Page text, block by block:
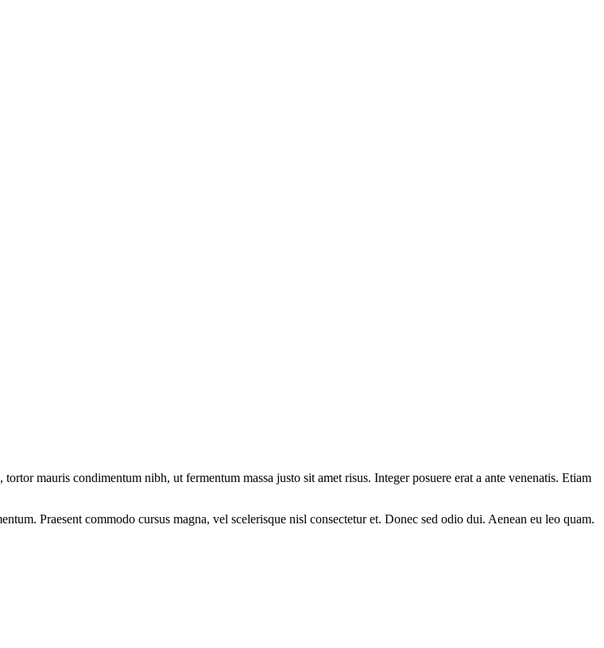
mauris condimentum nibh, ut fermentum massa justo sit amet risus. Integer posuere erat a ante venenatis. Etiam
Praesent commodo cursus magna, vel scelerisque nisl consectetur et. Donec sed odio dui. Aenean eu leo quam.